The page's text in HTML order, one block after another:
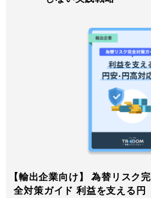
【輸出企業向け】 為替リスク完
全対策ガイド 利益を支える円